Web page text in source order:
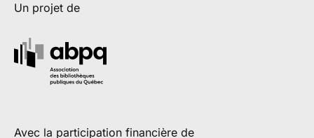
Un projet de
Avec la participation financière de